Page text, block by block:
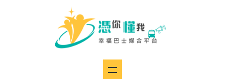
幸福巴士
媒合平台